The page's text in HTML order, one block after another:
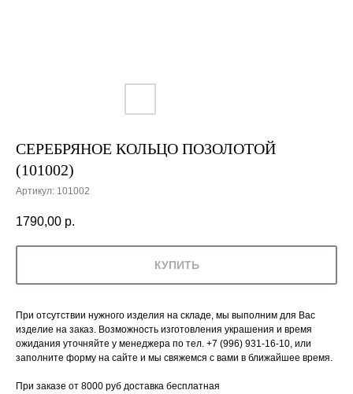
СЕРЕБРЯНОЕ КОЛЬЦО ПОЗОЛОТОЙ
(101002)
Артикул: 101002
1790,00 р.
КУПИТЬ
При отсутствии нужного изделия на складе, мы выполним для Вас
изделие на заказ. Возможность изготовления украшения и время
ожидания уточняйте у менеджера по тел. +7 (996) 931-16-10, или
заполните форму на сайте и мы свяжемся с вами в ближайшее время.
При заказе от 8000 руб доставка бесплатная